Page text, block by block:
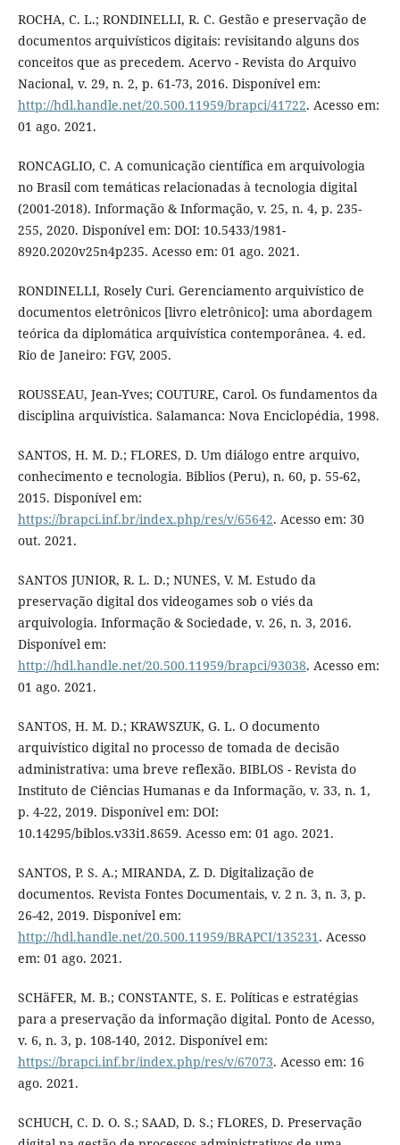
ROCHA, C. L.; RONDINELLI, R. C. Gestão e preservação de
documentos arquivísticos digitais: revisitando alguns dos
conceitos que as precedem. Acervo - Revista do Arquivo
Nacional, v. 29, n. 2, p. 61-73, 2016. Disponível em:
http://hdl.handle.net/20.500.11959/brapci/41722. Acesso em:
01 ago. 2021.
RONCAGLIO, C. A comunicação científica em arquivologia
no Brasil com temáticas relacionadas à tecnologia digital
(2001-2018). Informação & Informação, v. 25, n. 4, p. 235-
255, 2020. Disponível em: DOI: 10.5433/1981-
8920.2020v25n4p235. Acesso em: 01 ago. 2021.
RONDINELLI, Rosely Curi. Gerenciamento arquivístico de
documentos eletrônicos [livro eletrônico]: uma abordagem
teórica da diplomática arquivística contemporânea. 4. ed.
Rio de Janeiro: FGV, 2005.
ROUSSEAU, Jean-Yves; COUTURE, Carol. Os fundamentos da
disciplina arquivística. Salamanca: Nova Enciclopédia, 1998.
SANTOS, H. M. D.; FLORES, D. Um diálogo entre arquivo,
conhecimento e tecnologia. Biblios (Peru), n. 60, p. 55-62,
2015. Disponível em:
https://brapci.inf.br/index.php/res/v/65642. Acesso em: 30
out. 2021.
SANTOS JUNIOR, R. L. D.; NUNES, V. M. Estudo da
preservação digital dos videogames sob o viés da
arquivologia. Informação & Sociedade, v. 26, n. 3, 2016.
Disponível em:
http://hdl.handle.net/20.500.11959/brapci/93038. Acesso em:
01 ago. 2021.
SANTOS, H. M. D.; KRAWSZUK, G. L. O documento
arquivístico digital no processo de tomada de decisão
administrativa: uma breve reflexão. BIBLOS - Revista do
Instituto de Ciências Humanas e da Informação, v. 33, n. 1,
p. 4-22, 2019. Disponível em: DOI:
10.14295/biblos.v33i1.8659. Acesso em: 01 ago. 2021.
SANTOS, P. S. A.; MIRANDA, Z. D. Digitalização de
documentos. Revista Fontes Documentais, v. 2 n. 3, n. 3, p.
26-42, 2019. Disponível em:
http://hdl.handle.net/20.500.11959/BRAPCI/135231. Acesso
em: 01 ago. 2021.
SCHäFER, M. B.; CONSTANTE, S. E. Políticas e estratégias
para a preservação da informação digital. Ponto de Acesso,
v. 6, n. 3, p. 108-140, 2012. Disponível em:
https://brapci.inf.br/index.php/res/v/67073. Acesso em: 16
ago. 2021.
SCHUCH, C. D. O. S.; SAAD, D. S.; FLORES, D. Preservação